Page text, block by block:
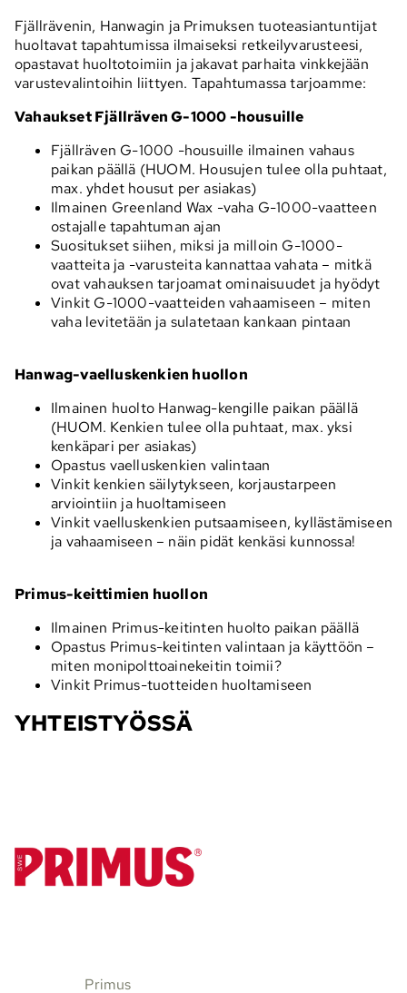
Fjällrävenin, Hanwagin ja Primuksen tuoteasiantuntijat
huoltavat tapahtumissa ilmaiseksi retkeilyvarusteesi,
opastavat huoltotoimiin ja jakavat parhaita vinkkejään
varustevalintoihin liittyen. Tapahtumassa tarjoamme:
Vahaukset Fjällräven G-1000 -housuille
Fjällräven G-1000 -housuille ilmainen vahaus
paikan päällä (HUOM. Housujen tulee olla puhtaat,
max. yhdet housut per asiakas)
Ilmainen Greenland Wax -vaha G-1000-vaatteen
ostajalle tapahtuman ajan
Suositukset siihen, miksi ja milloin G-1000-
vaatteita ja -varusteita kannattaa vahata – mitkä
ovat vahauksen tarjoamat ominaisuudet ja hyödyt
Vinkit G-1000-vaatteiden vahaamiseen – miten
vaha levitetään ja sulatetaan kankaan pintaan
Hanwag-vaelluskenkien huollon
Ilmainen huolto Hanwag-kengille paikan päällä
(HUOM. Kenkien tulee olla puhtaat, max. yksi
kenkäpari per asiakas)
Opastus vaelluskenkien valintaan
Vinkit kenkien säilytykseen, korjaustarpeen
arviointiin ja huoltamiseen
Vinkit vaelluskenkien putsaamiseen, kyllästämiseen
ja vahaamiseen – näin pidät kenkäsi kunnossa!
Primus-keittimien huollon
Ilmainen Primus-keitinten huolto paikan päällä
Opastus Primus-keitinten valintaan ja käyttöön –
miten monipolttoainekeitin toimii?
Vinkit Primus-tuotteiden huoltamiseen
YHTEISTYÖSSÄ
Primus